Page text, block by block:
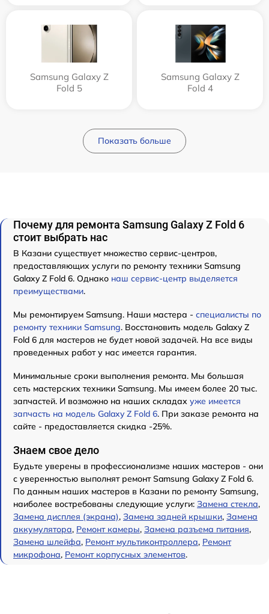
Samsung Galaxy Z
Fold 5
Samsung Galaxy Z
Fold 4
Показать больше
Почему для ремонта Samsung Galaxy Z Fold 6
стоит выбрать нас
В Казани существует множество сервис-центров,
предоставляющих услуги по ремонту техники Samsung
Galaxy Z Fold 6. Однако наш сервис-центр выделяется
преимуществами.
Мы ремонтируем Samsung. Наши мастера - специалисты по
ремонту техники Samsung. Восстановить модель Galaxy Z
Fold 6 для мастеров не будет новой задачей. На все виды
проведенных работ у нас имеется гарантия.
Минимальные сроки выполнения ремонта. Мы большая
сеть мастерских техники Samsung. Мы имеем более 20 тыс.
запчастей. И возможно на наших складах уже имеется
запчасть на модель Galaxy Z Fold 6. При заказе ремонта на
сайте - предоставляется скидка -25%.
Знаем свое дело
Будьте уверены в профессионализме наших мастеров - они
с уверенностью выполнят ремонт Samsung Galaxy Z Fold 6.
По данным наших мастеров в Казани по ремонту Samsung,
наиболее востребованы следующие услуги: Замена стекла,
Замена дисплея (экрана), Замена задней крышки, Замена
аккумулятора, Ремонт камеры, Замена разъема питания,
Замена шлейфа, Ремонт мультиконтроллера, Ремонт
микрофона, Ремонт корпусных элементов.